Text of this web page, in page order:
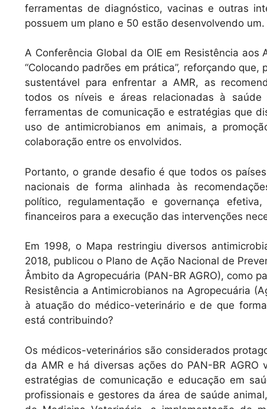
ferramentas de diagnóstico, vacinas e outras
possuem um plano e 50 estão desenvolvendo um.
A Conferência Global da OIE em Resistência
“Colocando padrões em prática”, reforçando
sustentável para enfrentar a AMR, as
todos os níveis e áreas relacionadas à
ferramentas de comunicação e estratégias que
uso de antimicrobianos em animais, a
colaboração entre os envolvidos.
Portanto, o grande desafio é que todos os
nacionais de forma alinhada às
político, regulamentação e governança
financeiros para a execução das intervenções
Em 1998, o Mapa restringiu diversos
2018, publicou o Plano de Ação Nacional de
Âmbito da Agropecuária (PAN-BR AGRO), como
Resistência a Antimicrobianos na Agropecuária
à atuação do médico-veterinário e de que
está contribuindo?
Os médicos-veterinários são considerados
da AMR e há diversas ações do PAN-BR
estratégias de comunicação e educação em
profissionais e gestores da área de saúde